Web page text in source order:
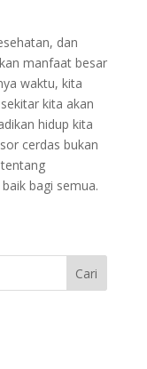
dan
manfaat besar
waktu, kita
kita akan
hidup kita
cerdas bukan
bagi semua.
Cari